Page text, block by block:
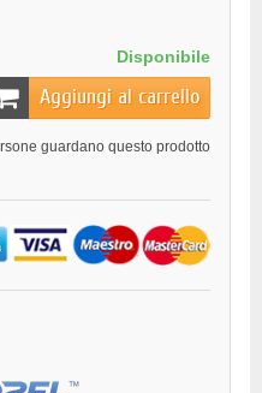
Disponibile
Aggiungi al carrello
guardano questo prodotto